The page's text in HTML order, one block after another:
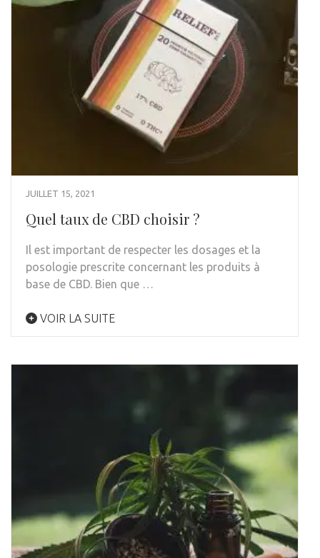
JUILLET 15, 2021
Quel taux de CBD choisir ?
Il est important de respecter les dosages et la
posologie prescrite concernant les produits à
base de CBD. Bien que …
VOIR LA SUITE